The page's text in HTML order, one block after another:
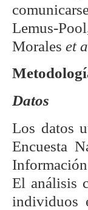
Lemus-
Morales et
Datos
Los datos
Encuesta
El análisis
individuos